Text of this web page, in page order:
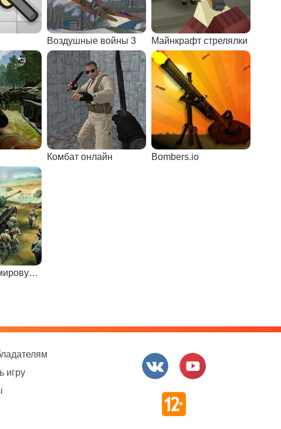
Воздушные войны 3 Майнкрафт стрелялки
Комбат онлайн Bombers.io
Про Вторую мировую войну
игру